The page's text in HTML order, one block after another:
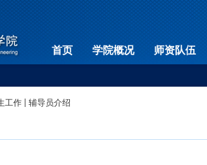
首页 学院概况 师资队伍
工作 辅导员介绍